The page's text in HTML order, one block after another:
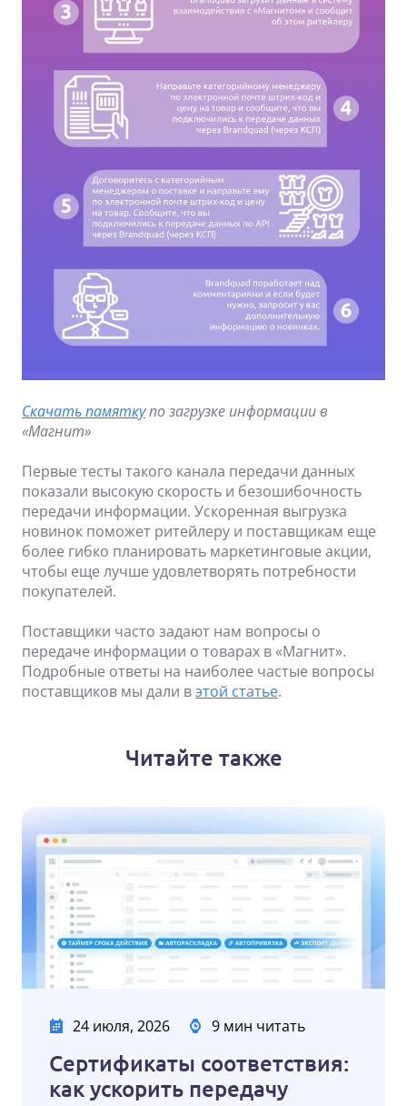
Скачать памяткупо загрузке информации в
«Магнит»
Первые тесты такого канала передачи данных
показали высокую скорость и безошибочность
передачи информации. Ускоренная выгрузка
новинок поможет ритейлеру и поставщикам еще
более гибко планировать маркетинговые акции,
чтобы еще лучше удовлетворять потребности
покупателей.
Поставщики часто задают нам вопросы о
передаче информации о товарах в «Магнит».
Подробные ответы на наиболее частые вопросы
поставщиков мы дали вэтой статье.
Читайте также
24 июля, 2026 9 мин читать
Сертификаты соответствия:
как ускорить передачу